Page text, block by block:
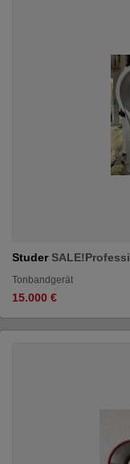
Studer
Tonbandgerät
15.000 €